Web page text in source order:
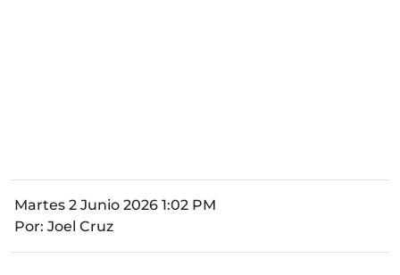
Martes 2 Junio 2026 1:02 PM
Por: Joel Cruz